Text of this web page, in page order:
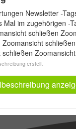
Newsletter -
Mal im zugehörigen -
schließen
erstellt